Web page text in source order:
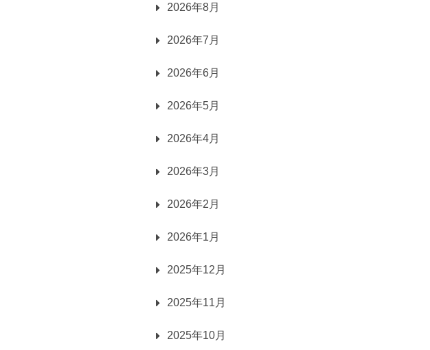
2026年8月
2026年7月
2026年6月
2026年5月
2026年4月
2026年3月
2026年2月
2026年1月
2025年12月
2025年11月
2025年10月